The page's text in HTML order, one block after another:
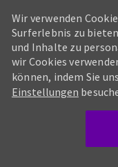
Wir verwenden
Surferlebnis zu
und Inhalte zu
wir Cookies
können, indem Sie
Einstellungen